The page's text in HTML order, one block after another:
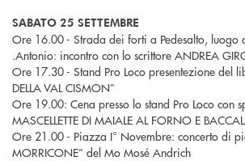
SABATO 25 SETTEMBRE
Ore 16.00 - Strada dei forti a Pedesalto, luogo
.Antonio: incontro con lo scrittore ANDREA
Ore 17.30 - Stand Pro Loco presentezione del
DELLA VAL CISMON”
Ore 19.00: Cena presso lo stand Pro Loco con
MASCELLETTE DI MAIALE AL FORNO E
Ore 21.00 - Piazza I° Novembre: concerto di
MORRICONE” del Mo Mosé Andrich